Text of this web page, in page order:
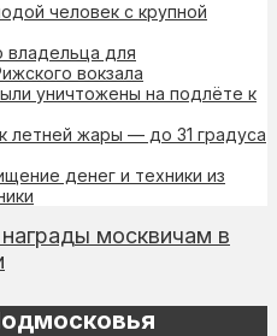
человек с крупной
для
вокзала
уничтожены на подлёте к
летней жары — до 31 градуса
денег и техники из
москвичам в